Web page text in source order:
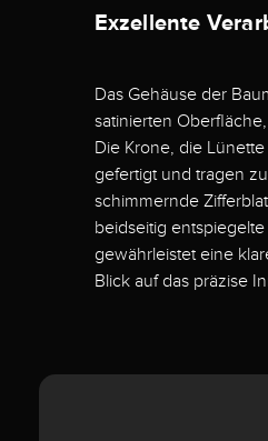
Exzellente
Das Gehäuse der
satinierten
Die Krone, die
gefertigt und tragen
schimmernde
beidseitig
gewährleistet eine
Blick auf das präzise